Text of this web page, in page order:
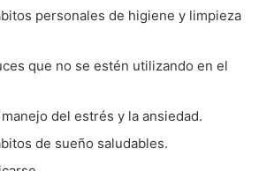
personales de higiene y limpieza
que no se estén utilizando en el
del estrés y la ansiedad.
de sueño saludables.